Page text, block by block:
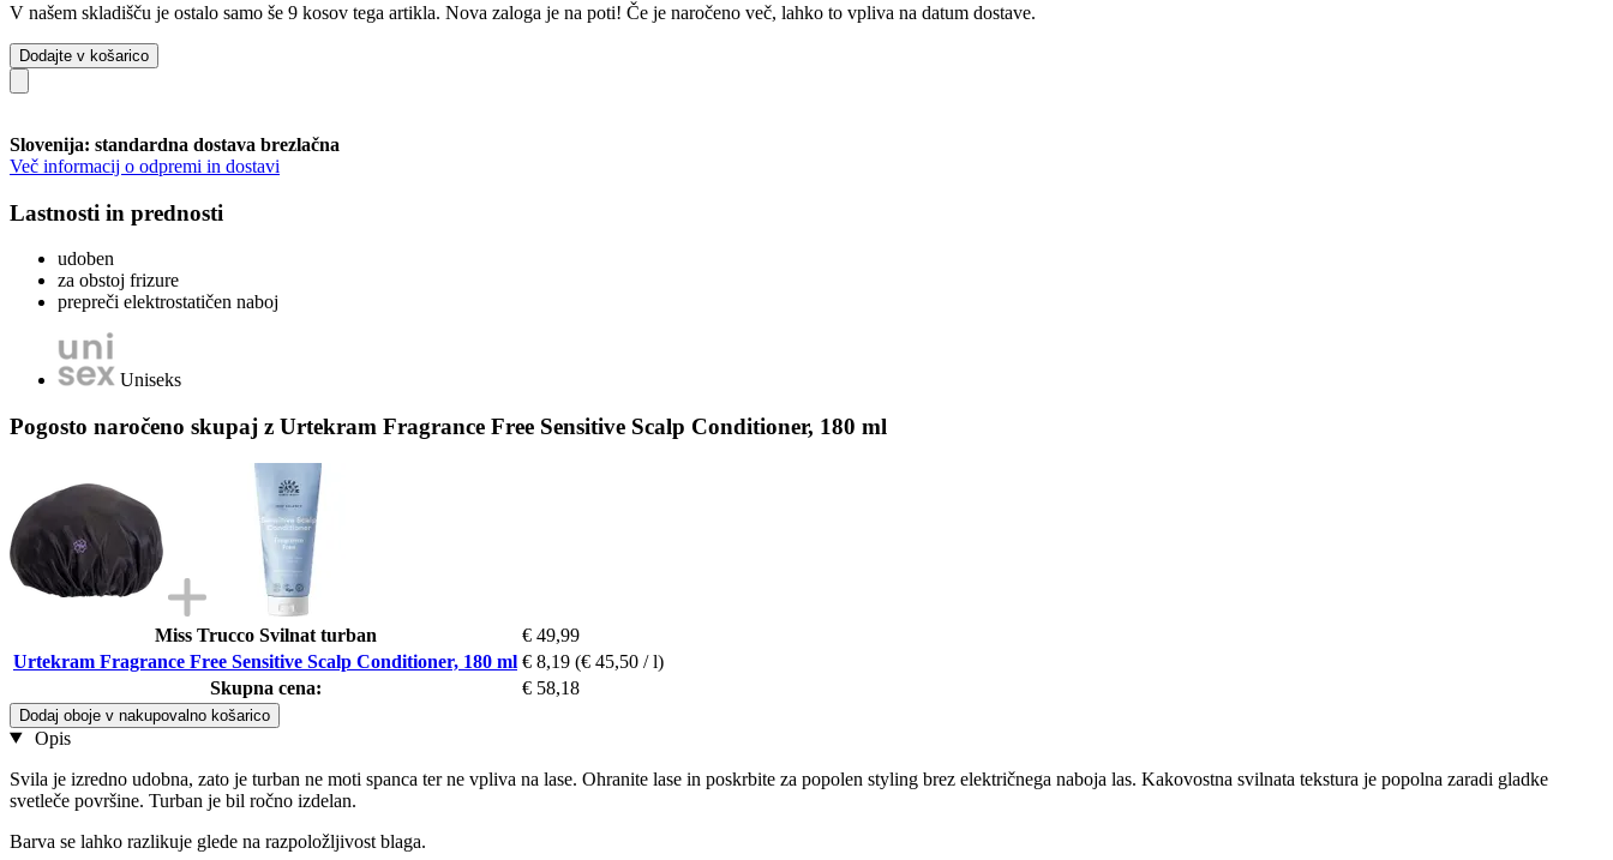
V našem skladišču je ostalo samo še 9 kosov tega artikla. Nova zaloga je na poti! Če je naročeno več, lahko to vpliva na datum dostave.
Dodajte v košarico
Slovenija: standardna dostava brezlačna
Več informacij o odpremi in dostavi
Lastnosti in prednosti
udoben
za obstoj frizure
prepreči elektrostatičen naboj
Uniseks
Pogosto naročeno skupaj z Urtekram Fragrance Free Sensitive Scalp Conditioner, 180 ml
Miss Trucco Svilnat turban
€ 49,99
Urtekram Fragrance Free Sensitive Scalp Conditioner, 180 ml € 8,19 (€ 45,50 / l)
Skupna cena:
€ 58,18
Dodaj oboje v nakupovalno košarico
Opis
Svila je izredno udobna, zato je turban ne moti spanca ter ne vpliva na lase. Ohranite lase in poskrbite za popolen styling brez električnega naboja las. Kakovostna svilnata tekstura je popolna zaradi gladke
svetleče površine. Turban je bil ročno izdelan.
Barva se lahko razlikuje glede na razpoložljivost blaga.